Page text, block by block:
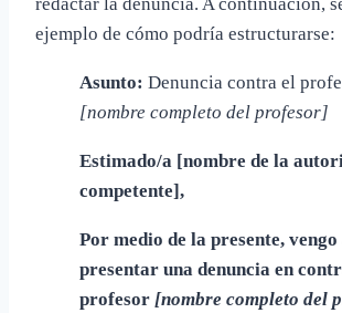
redactar la denuncia. A continuación,
ejemplo de cómo podría estructurarse:
Asunto: Denuncia contra el
[nombre completo del profesor]
Estimado/a [nombre de la
competente],
Por medio de la presente, vengo
presentar una denuncia en
profesor [nombre completo del